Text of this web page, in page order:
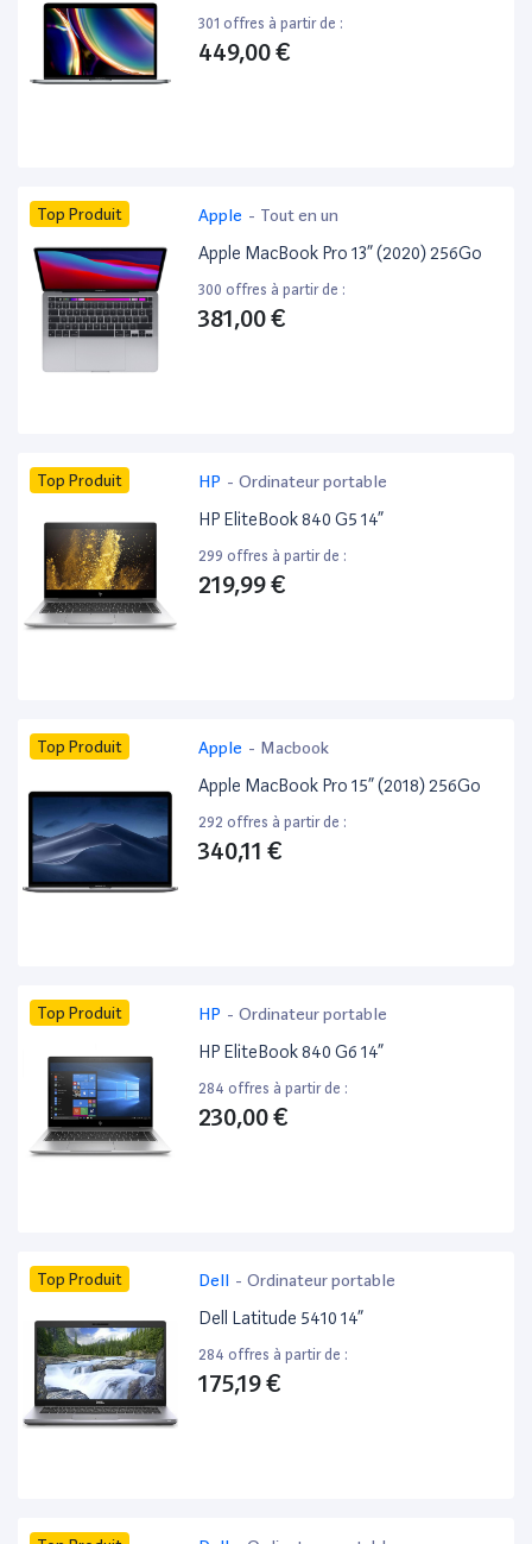
301 offres à partir de :
449,00 €
Top Produit Apple - Tout en un
Apple MacBook Pro 13” (2020) 256Go
300 offres à partir de :
381,00 €
Top Produit HP - Ordinateur portable
HP EliteBook 840 G5 14”
299 offres à partir de :
219,99 €
Top Produit Apple - Macbook
Apple MacBook Pro 15” (2018) 256Go
292 offres à partir de :
340,11 €
Top Produit HP - Ordinateur portable
HP EliteBook 840 G6 14”
284 offres à partir de :
230,00 €
Top Produit Dell - Ordinateur portable
Dell Latitude 5410 14”
284 offres à partir de :
175,19 €